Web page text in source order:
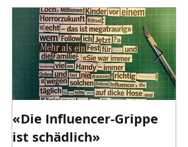
«Die Influencer-Grippe
ist schädlich»